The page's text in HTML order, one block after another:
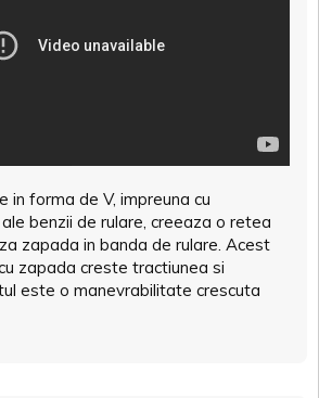
in forma de V, impreuna cu
benzii de rulare, creeaza o retea
zapada in banda de rulare. Acest
zapada creste tractiunea si
este o manevrabilitate crescuta